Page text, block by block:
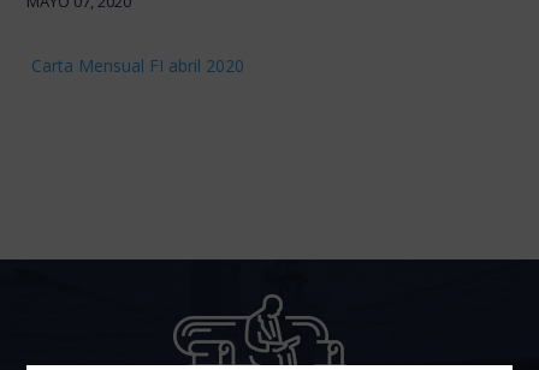
Carta Mensual FI abril 2020